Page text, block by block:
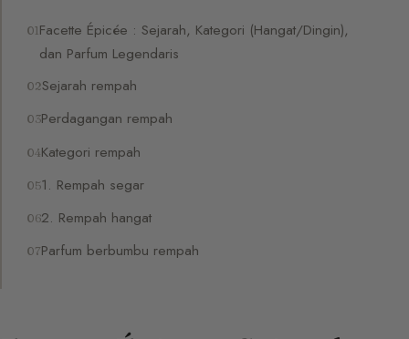
Facette Épicée : Sejarah, Kategori (Hangat/Dingin),
dan Parfum Legendaris
Sejarah rempah
Perdagangan rempah
Kategori rempah
1. Rempah segar
2. Rempah hangat
Parfum berbumbu rempah